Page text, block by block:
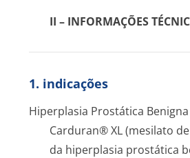
II – INFORMAÇÕES
1. indicações
Hiperplasia Prostática Benigna
Carduran® XL (mesilato
da hiperplasia prostática